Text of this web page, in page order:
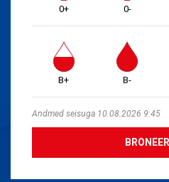
0+ 0-
B+ B-
Andmed seisuga 10.08.2026 9:45